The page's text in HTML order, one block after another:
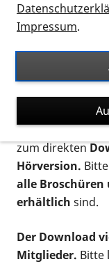
Auf dieser Seite
Ort. Nutzen Sie
nach Flyern und
suchen. Die
verschiedenen
postalischen
zum direkten
Hörversion.
alle Broschüren
erhältlich sind.
Der Download
Mitglieder. Bitte
Impressum.